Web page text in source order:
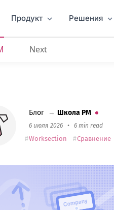
Продукт Решения
Next
Блог → Школа PM
6 июля 2026 • 6 min read
Worksection Сравнение